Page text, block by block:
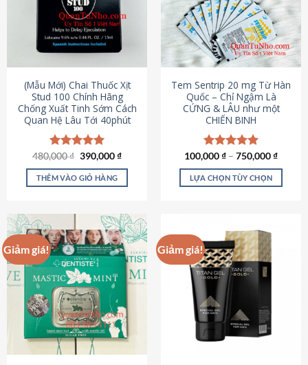
Các
tùy
chọn
được
chọn
trên
trang
sản
phẩm
Các
tùy
chọn
có
thể
chọn
trên
trang
sản
phẩm
(Mẫu Mới) Chai Thuốc Xịt
Stud 100 Chính Hãng
Chống Xuất Tinh Sớm Cách
Quan Hệ Lâu Tới 40phút
Được xếp
hạng5.00
5 sao
480,000₫ Giá
là:
480,000 ₫.
390,000₫Giá
tại
THÊM VÀO GIỎ HÀNG
Tem Sentrip 20 mg Từ Hàn
Quốc – Chỉ Ngậm Là
CỨNG & LÂU như một
CHIẾN BINH
Được xếp
hạng5.00
5 sao
100,000₫ – 750,000₫
LỰA CHỌN TÙY CHỌN
có
nhiều
biến
tùy
chọn
có
Giảm giá! Giảm giá!